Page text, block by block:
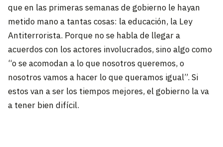
que en las primeras semanas de gobierno le hayan
metido mano a tantas cosas: la educación, la Ley
Antiterrorista. Porque no se habla de llegar a
acuerdos con los actores involucrados, sino algo como
“o se acomodan a lo que nosotros queremos, o
nosotros vamos a hacer lo que queramos igual”. Si
estos van a ser los tiempos mejores, el gobierno la va
a tener bien difícil.